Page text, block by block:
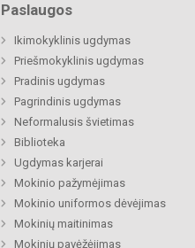
Paslaugos
Ikimokyklinis ugdymas
Priešmokyklinis ugdymas
Pradinis ugdymas
Pagrindinis ugdymas
Neformalusis švietimas
Biblioteka
Ugdymas karjerai
Mokinio pažymėjimas
Mokinio uniformos dėvėjimas
Mokinių maitinimas
Mokinių pavėžėjimas